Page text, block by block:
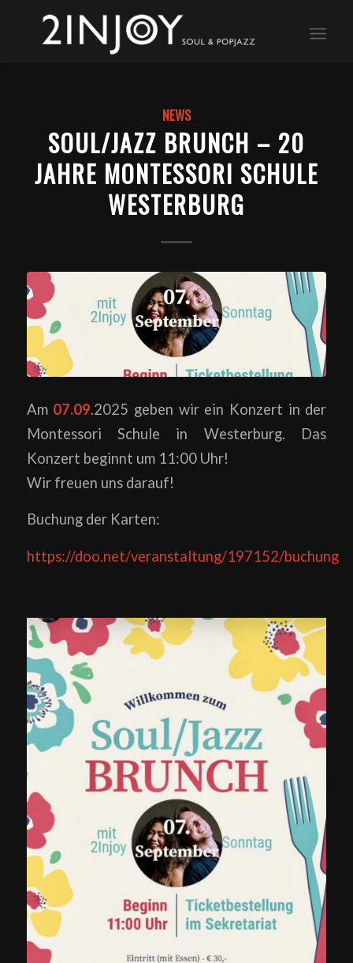
NEWS
SOUL/JAZZ BRUNCH – 20
JAHRE MONTESSORI SCHULE
WESTERBURG
Am 07.09.2025 geben wir ein Konzert in der
Montessori Schule in Westerburg. Das
Konzert beginnt um 11:00 Uhr!
Wir freuen uns darauf!
Buchung der Karten:
https://doo.net/veranstaltung/197152/buchung